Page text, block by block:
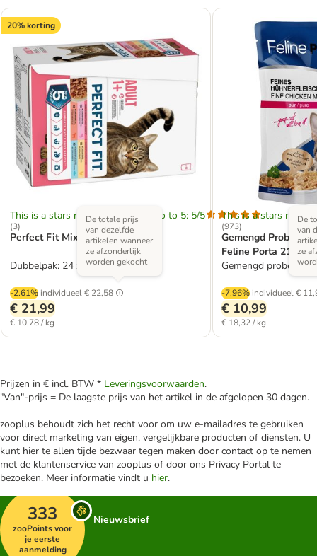
20% korting
This is a stars rating area from zero to 5: 5/5
(3)
Perfect Fit Mixpakket
Dubbelpak: 24 x 85 g
-2.61% individueel€ 22,58
De totale prijs
van dezelfde
artikelen wanneer
ze afzonderlijk
worden gekocht
€ 21,99
€ 10,78 / kg
This is a stars rating
(973)
Gemengd
Feline Porta 21
Gemengd
-7.96% individueel €
De
van
ze
€ 10,99
€ 18,32 / kg
Prijzen in € incl. BTW * Leveringsvoorwaarden.
"Van"-prijs = De laagste prijs van het artikel in de afgelopen 30 dagen.
zooplus behoudt zich het recht voor om uw e-mailadres te gebruiken
voor direct marketing van eigen, vergelijkbare producten of diensten. U
kunt hier te allen tijde bezwaar tegen maken door contact op te nemen
met de klantenservice van zooplus of door ons Privacy Portal te
bezoeken. Meer informatie vindt u hier.
333
zooPoints voor
je eerste
aanmelding
Nieuwsbrief